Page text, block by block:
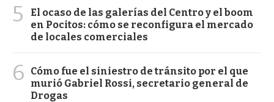
5
El ocaso de las galerías del Centro y el boom
en Pocitos: cómo se reconfigura el mercado
de locales comerciales
6
Cómo fue el siniestro de tránsito por el que
murió Gabriel Rossi, secretario general de
Drogas